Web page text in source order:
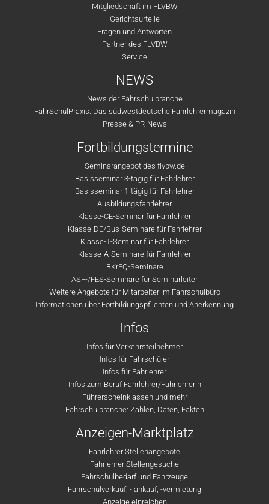
Mitgliedschaft im FLVBW
Gerichtsurteile
Fragen und Antworten
Partner des FLVBW
Service
NEWS
News der Fahrschulbranche
FahrSchulPraxis: Das südwestdeutsche Fahrlehrermagazin
Presse & PR-News
Fortbildungstermine
Seminarangebot des flvbw.de
Basisseminar 3-tägig für Fahrlehrer
Basisseminar 1-tägig für Fahrlehrer
Ausbildungsfahrlehrer
Klasse-CE-Seminar für Fahrlehrer
Klasse-DE/Bus-Seminare für Fahrlehrer
Klasse-T-Seminar für Fahrlehrer
Klasse-A-Seminare für Fahrlehrer
BKrFQ-Seminare
ASF-/FES-Seminare für Seminarleiter
Weitere Angebote für Mitarbeiter im Fahrschulbüro
Informationen über Fortbildungspflichten und Anerkennung
Infos
Infos für Verkehrsteilnehmer
Infos für Fahrschüler
Infos für Fahrlehrer
Infos zum Beruf Fahrlehrer/Fahrlehrerin
Führerscheinklassen und mehr
Fahrschulbranche: Zahlen, Daten, Fakten
Anzeigen-Marktplatz
Fahrlehrer Stellenangebote
Fahrlehrer Stellengesuche
Fahrschulbedarf und Fahrzeuge
Fahrschulverkauf, - ankauf, -vermietung
Anzeige einreichen